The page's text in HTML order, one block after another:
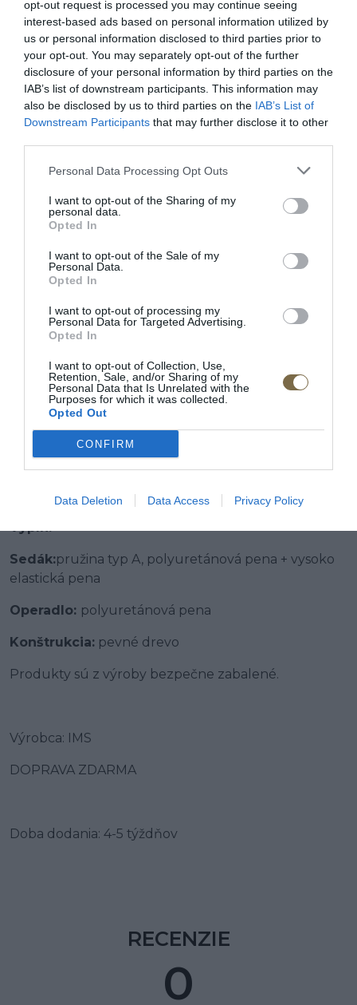
opt-out request is processed you may continue seeing
interest-based ads based on personal information utilized by
us or personal information disclosed to third parties prior to
your opt-out. You may separately opt-out of the further
disclosure of your personal information by third parties on the
IAB’s list of downstream participants. This information may
also be disclosed by us to third parties on the IAB’s List of
Downstream Participants that may further disclose it to other
Personal Data Processing Opt Outs
I want to opt-out of the Sharing of my
personal data.
Opted In
I want to opt-out of the Sale of my
Personal Data.
Opted In
I want to opt-out of processing my
Personal Data for Targeted Advertising.
Opted In
I want to opt-out of Collection, Use,
Retention, Sale, and/or Sharing of my
Personal Data that Is Unrelated with the
Purposes for which it was collected.
Opted Out
CONFIRM
Data Deletion Data Access Privacy Policy
Be comfy v koži
Látková rohová sedačka
Lumber Jack s otomanom
POPIS PRODUKTU
VZHĽAD POHOVKY
Prevedenie:
Veľkosť :do 78cm
otočnou základňou
Úložný priestor: nie
·Rozklad na príležitostné spanie:nie
·Iné funkcie:el. relax. funkcia
Veľkosť:kreslo
Výplň:
Sedák:pružina typ A, polyuretánová pena + vysoko
elastická pena
Operadlo: polyuretánová pena
Konštrukcia: pevné drevo
Produkty sú z výroby bezpečne zabalené.
Výrobca: IMS
DOPRAVA ZDARMA
Doba dodania: 4-5 týždňov
RECENZIE
0